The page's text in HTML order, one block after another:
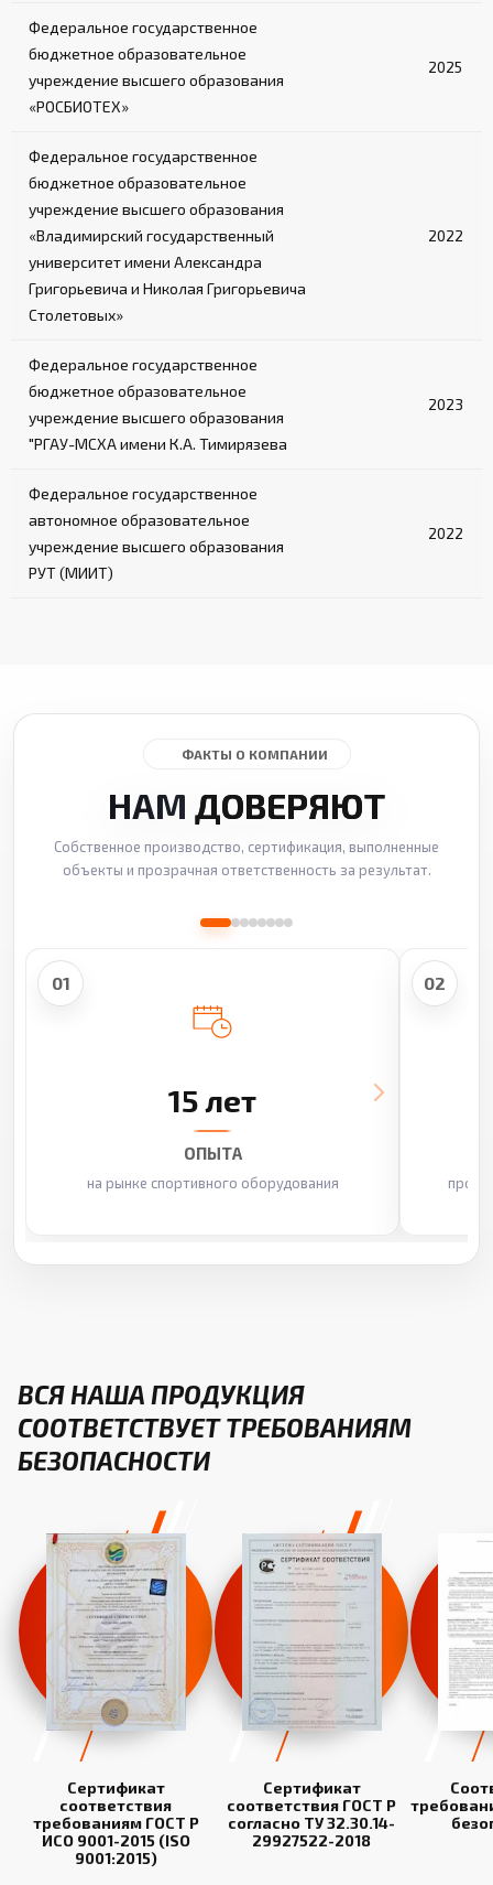
Федеральное государственное
бюджетное образовательное
учреждение высшего образования
«РОСБИОТЕХ»
2025
Федеральное государственное
бюджетное образовательное
учреждение высшего образования
«Владимирский государственный
университет имени Александра
Григорьевича и Николая Григорьевича
Столетовых»
2022
Федеральное государственное
бюджетное образовательное
учреждение высшего образования
"РГАУ-МСХА имени К.А. Тимирязева
2023
Федеральное государственное
автономное образовательное
учреждение высшего образования
РУТ (МИИТ)
2022
ФАКТЫ О КОМПАНИИ
НАМ ДОВЕРЯЮТ
Собственное производство, сертификация, выполненные
объекты и прозрачная ответственность за результат.
01
15 лет
ОПЫТА
на рынке спортивного оборудования
02
ВСЯ НАША ПРОДУКЦИЯ
СООТВЕТСТВУЕТ ТРЕБОВАНИЯМ
БЕЗОПАСНОСТИ
Сертификат
соответствия
требованиям ГОСТ Р
ИСО 9001-2015 (ISO
9001:2015)
Сертификат
соответствия ГОСТ Р
согласно ТУ 32.30.14-
29927522-2018